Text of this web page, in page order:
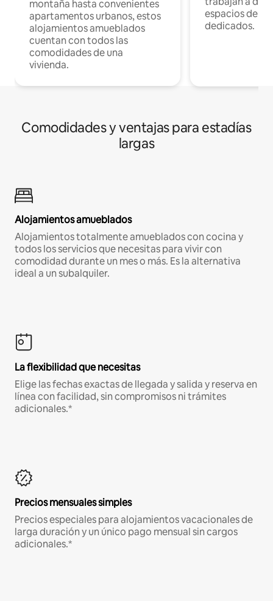
montaña hasta convenientes
apartamentos urbanos, estos
alojamientos amueblados
cuentan con todos las
comodidades de una
vivienda.
espacios de
dedicados.
Comodidades y ventajas para estadías
largas
Alojamientos amueblados
Alojamientos totalmente amueblados con cocina y
todos los servicios que necesitas para vivir con
comodidad durante un mes o más. Es la alternativa
ideal a un subalquiler.
La flexibilidad que necesitas
Elige las fechas exactas de llegada y salida y reserva en
línea con facilidad, sin compromisos ni trámites
adicionales.*
Precios mensuales simples
Precios especiales para alojamientos vacacionales de
larga duración y un único pago mensual sin cargos
adicionales.*